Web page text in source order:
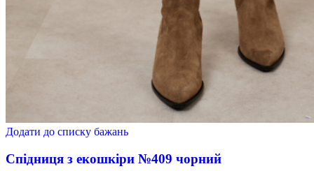
Додати до списку бажань
Спідниця з екошкіри №409 чорний